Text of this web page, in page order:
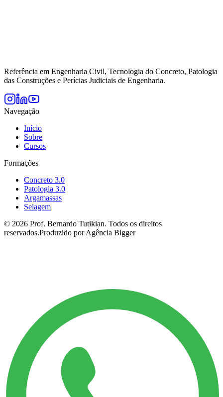
Referência em Engenharia Civil, Tecnologia do Concreto, Patologia
das Construções e Perícias Judiciais de Engenharia.
Navegação
Início
Sobre
Cursos
Formações
Concreto 3.0
Patologia 3.0
Argamassas
Selagem
© 2026 Prof. Bernardo Tutikian. Todos os direitos
reservados.Produzido por Agência Bigger